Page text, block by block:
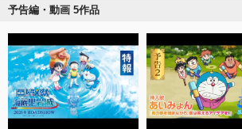
予告編・動画 5作品